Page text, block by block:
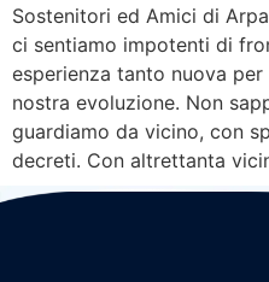
Sostenitori ed Amici di
ci sentiamo impotenti di
esperienza tanto nuova
nostra evoluzione. Non
guardiamo da vicino, con
decreti. Con altrettanta